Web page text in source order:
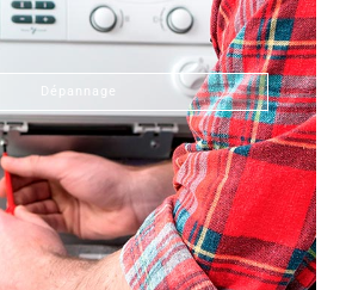
Dépannage